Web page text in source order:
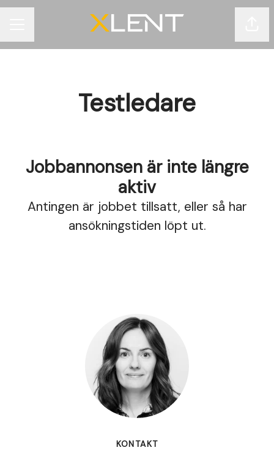
Testledare
Jobbannonsen är inte längre
aktiv
Antingen är jobbet tillsatt, eller så har
ansökningstiden löpt ut.
KONTAKT